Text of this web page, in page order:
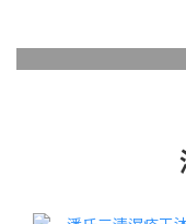
腰骨痛